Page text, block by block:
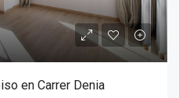
en Carrer Denia